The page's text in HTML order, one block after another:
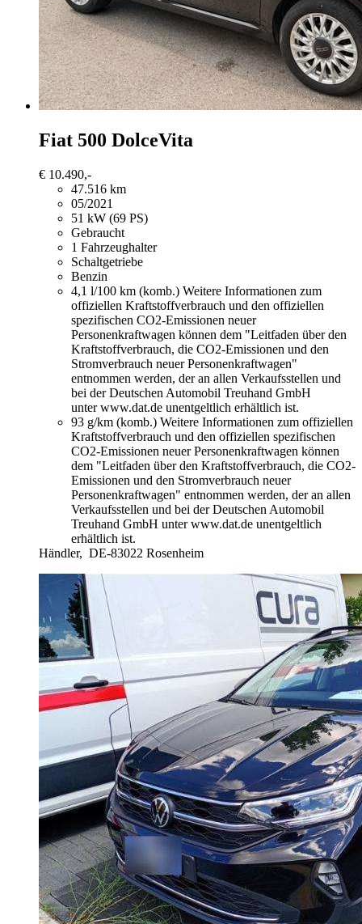
Fiat 500 DolceVita
€ 10.490,-
47.516 km
05/2021
51 kW (69 PS)
Gebraucht
1 Fahrzeughalter
Schaltgetriebe
Benzin
4,1 l/100 km (komb.) Weitere Informationen zum
offiziellen Kraftstoffverbrauch und den offiziellen
spezifischen CO2-Emissionen neuer
Personenkraftwagen können dem "Leitfaden über den
Kraftstoffverbrauch, die CO2-Emissionen und den
Stromverbrauch neuer Personenkraftwagen"
entnommen werden, der an allen Verkaufsstellen und
bei der Deutschen Automobil Treuhand GmbH
unter www.dat.de unentgeltlich erhältlich ist.
93 g/km (komb.) Weitere Informationen zum offiziellen
Kraftstoffverbrauch und den offiziellen spezifischen
CO2-Emissionen neuer Personenkraftwagen können
dem "Leitfaden über den Kraftstoffverbrauch, die CO2-
Emissionen und den Stromverbrauch neuer
Personenkraftwagen" entnommen werden, der an allen
Verkaufsstellen und bei der Deutschen Automobil
Treuhand GmbH unter www.dat.de unentgeltlich
erhältlich ist.
Händler, DE-83022 Rosenheim